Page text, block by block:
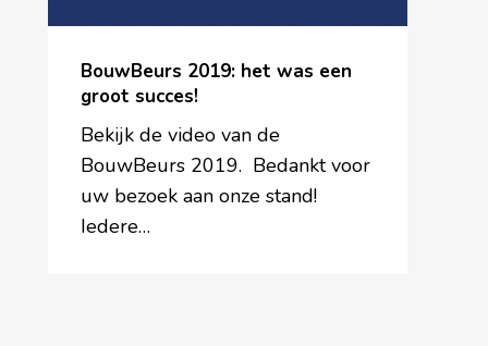
BouwBeurs 2019: het was een
groot succes!
Bekijk de video van de
BouwBeurs 2019. Bedankt voor
uw bezoek aan onze stand!
Iedere…